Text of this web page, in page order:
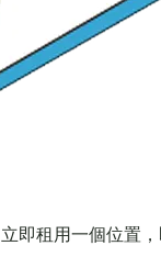
即租用一個位置